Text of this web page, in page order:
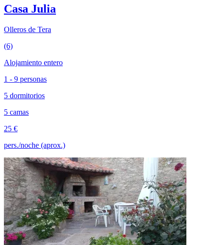
Casa Julia
Olleros de Tera
(6)
Alojamiento entero
1 - 9 personas
5 dormitorios
5 camas
25 €
pers./noche (aprox.)